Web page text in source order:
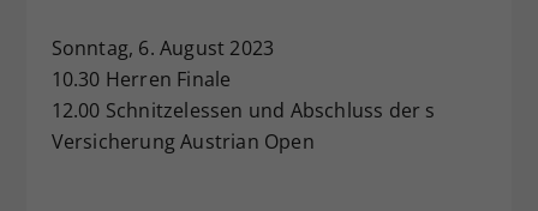
Sonntag, 6. August 2023
10.30 Herren Finale
12.00 Schnitzelessen und Abschluss der s
Versicherung Austrian Open